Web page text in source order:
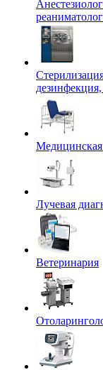
Медицинская
Лучевая
Ветеринария